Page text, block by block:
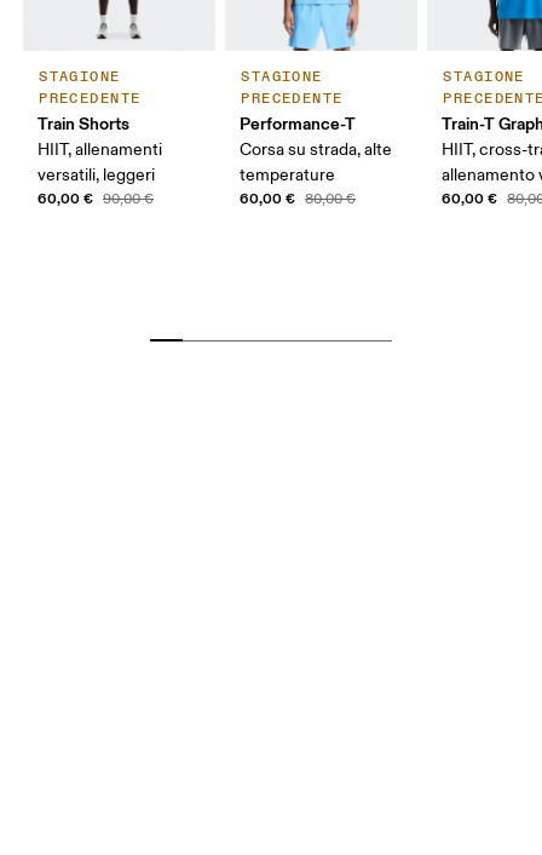
STAGIONE
PRECEDENTE
Train Shorts
HIIT, allenamenti
versatili, leggeri
60,00 € 90,00 €
STAGIONE
PRECEDENTE
Performance-T
Corsa su strada, alte
temperature
60,00 € 80,00 €
STAGIONE
Train-T
HIIT, cross-
allenamento
60,00 €